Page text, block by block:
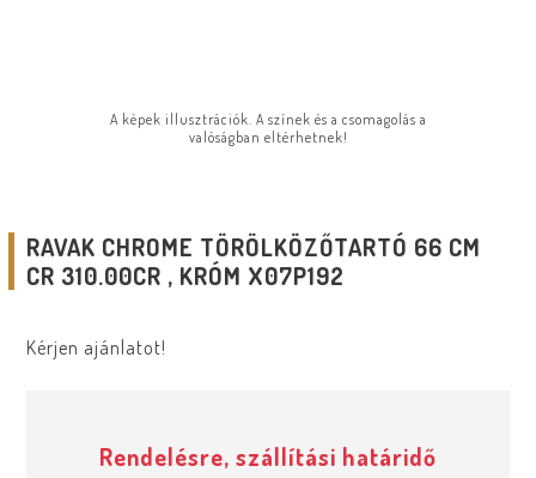
A képek illusztrációk. A színek és a csomagolás a
valóságban eltérhetnek!
RAVAK CHROME TÖRÖLKÖZŐTARTÓ 66 CM
CR 310.00CR , KRÓM X07P192
Kérjen ajánlatot!
Rendelésre, szállítási határidő